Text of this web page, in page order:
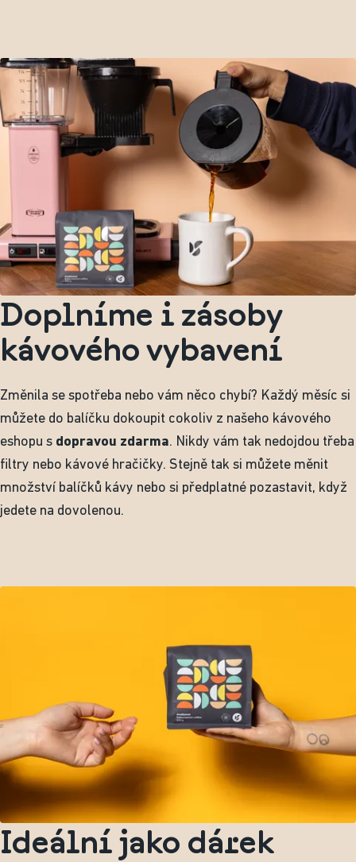
Doplníme i zásoby
kávového vybavení
Změnila se spotřeba nebo vám něco chybí? Každý měsíc si
můžete do balíčku dokoupit cokoliv z našeho kávového
eshopu s dopravou zdarma. Nikdy vám tak nedojdou třeba
filtry nebo kávové hračičky. Stejně tak si můžete měnit
množství balíčků kávy nebo si předplatné pozastavit, když
jedete na dovolenou.
Ideální jako dárek